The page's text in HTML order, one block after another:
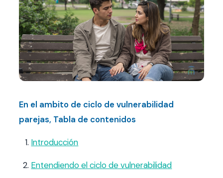
Convenios
Contacto
FAQ
Agendar hora
En el ambito de ciclo de vulnerabilidad
parejas, Tabla de contenidos
Introducción
Entendiendo el ciclo de vulnerabilidad